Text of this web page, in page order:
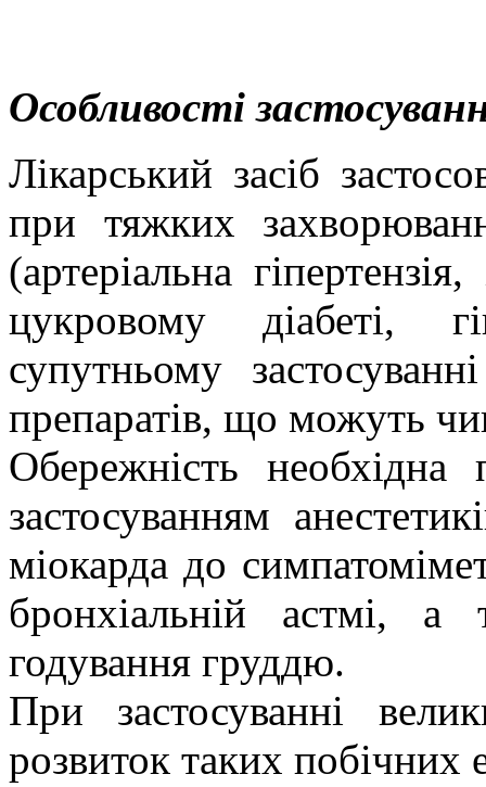
Особливості
Лікарський засіб
при тяжких
(артеріальна
цукровому діабеті,
супутньому
препаратів, що можуть
Обережність необхідна
застосуванням
міокарда до
бронхіальній астмі, а
годування груддю.
При застосуванні
розвиток таких побічних